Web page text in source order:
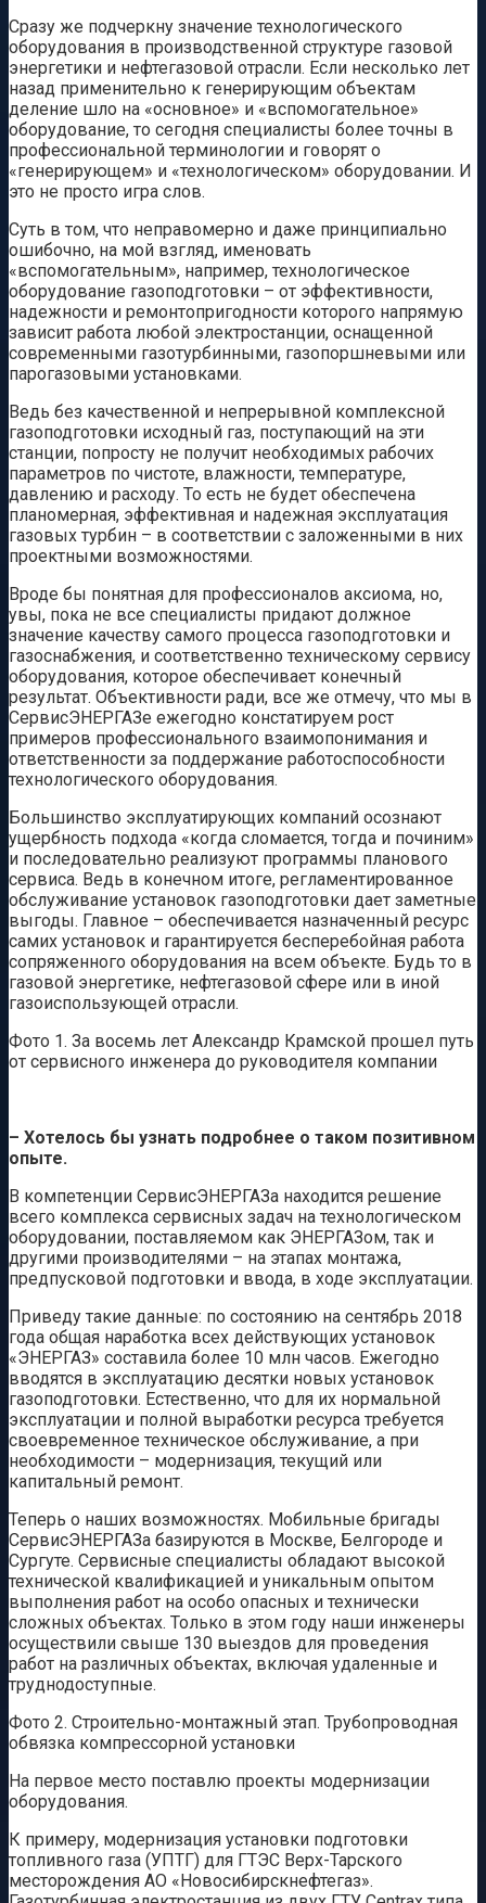
Сразу же подчеркну значение технологического
оборудования в производственной структуре газовой
энергетики и нефтегазовой отрасли. Если несколько лет
назад применительно к генерирующим объектам
деление шло на «основное» и «вспомогательное»
оборудование, то сегодня специалисты более точны в
профессиональной терминологии и говорят о
«генерирующем» и «технологическом» оборудовании. И
это не просто игра слов.
Суть в том, что неправомерно и даже принципиально
ошибочно, на мой взгляд, именовать
«вспомогательным», например, технологическое
оборудование газоподготовки – от эффективности,
надежности и ремонтопригодности которого напрямую
зависит работа любой электростанции, оснащенной
современными газотурбинными, газопоршневыми или
парогазовыми установками.
Ведь без качественной и непрерывной комплексной
газоподготовки исходный газ, поступающий на эти
станции, попросту не получит необходимых рабочих
параметров по чистоте, влажности, температуре,
давлению и расходу. То есть не будет обеспечена
планомерная, эффективная и надежная эксплуатация
газовых турбин – в соответствии с заложенными в них
проектными возможностями.
Вроде бы понятная для профессионалов аксиома, но,
увы, пока не все специалисты придают должное
значение качеству самого процесса газоподготовки и
газоснабжения, и соответственно техническому сервису
оборудования, которое обеспечивает конечный
результат. Объективности ради, все же отмечу, что мы в
СервисЭНЕРГАЗе ежегодно констатируем рост
примеров профессионального взаимопонимания и
ответственности за поддержание работоспособности
технологического оборудования.
Большинство эксплуатирующих компаний осознают
ущербность подхода «когда сломается, тогда и починим»
и последовательно реализуют программы планового
сервиса. Ведь в конечном итоге, регламентированное
обслуживание установок газоподготовки дает заметные
выгоды. Главное – обеспечивается назначенный ресурс
самих установок и гарантируется бесперебойная работа
сопряженного оборудования на всем объекте. Будь то в
газовой энергетике, нефтегазовой сфере или в иной
газоиспользующей отрасли.
Фото 1. За восемь лет Александр Крамской прошел путь
от сервисного инженера до руководителя компании
– Хотелось бы узнать подробнее о таком позитивном
опыте.
В компетенции СервисЭНЕРГАЗа находится решение
всего комплекса сервисных задач на технологическом
оборудовании, поставляемом как ЭНЕРГАЗом, так и
другими производителями – на этапах монтажа,
предпусковой подготовки и ввода, в ходе эксплуатации.
Приведу такие данные: по состоянию на сентябрь 2018
года общая наработка всех действующих установок
«ЭНЕРГАЗ» составила более 10 млн часов. Ежегодно
вводятся в эксплуатацию десятки новых установок
газоподготовки. Естественно, что для их нормальной
эксплуатации и полной выработки ресурса требуется
своевременное техническое обслуживание, а при
необходимости – модернизация, текущий или
капитальный ремонт.
Теперь о наших возможностях. Мобильные бригады
СервисЭНЕРГАЗа базируются в Москве, Белгороде и
Сургуте. Сервисные специалисты обладают высокой
технической квалификацией и уникальным опытом
выполнения работ на особо опасных и технически
сложных объектах. Только в этом году наши инженеры
осуществили свыше 130 выездов для проведения
работ на различных объектах, включая удаленные и
труднодоступные.
Фото 2. Строительно-монтажный этап. Трубопроводная
обвязка компрессорной установки
На первое место поставлю проекты модернизации
оборудования.
К примеру, модернизация установки подготовки
топливного газа (УПТГ) для ГТЭС Верх-Тарского
месторождения АО «Новосибирскнефтегаз».